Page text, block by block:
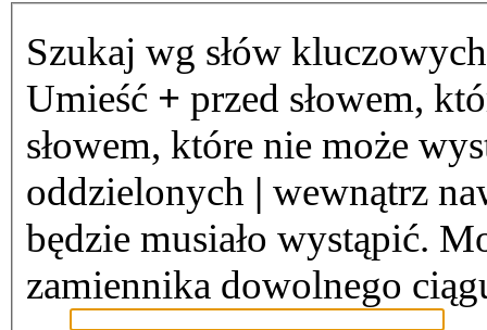
Szukaj wg słów
Umieść + przed słowem,
słowem, które nie może
oddzielonych | wewnątrz
będzie musiało wystąpić.
zamiennika dowolnego